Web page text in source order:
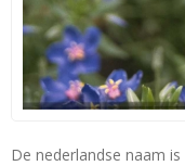
De nederlandse naam is